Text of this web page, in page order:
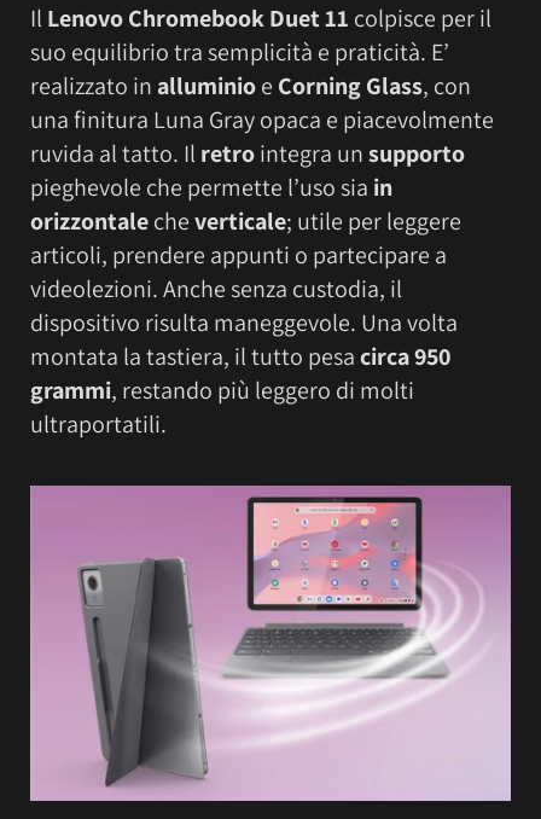
Il Lenovo Chromebook Duet 11 colpisce per il
suo equilibrio tra semplicità e praticità. E’
realizzato in alluminioe Corning Glass, con
una finitura Luna Gray opaca e piacevolmente
ruvida al tatto. Il retrointegra unsupporto
pieghevole che permette l’uso sia in
orizzontalecheverticale; utile per leggere
articoli, prendere appunti o partecipare a
videolezioni. Anche senza custodia, il
dispositivo risulta maneggevole. Una volta
montata la tastiera, il tutto pesacirca 950
grammi, restando più leggero di molti
ultraportatili.